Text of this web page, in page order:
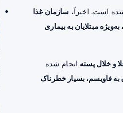
است. اخیراً، سازمان غذا
مبتلایان به بیماری
و خلال پسته انجام شده
به فاویسم، بسیار خطرناک